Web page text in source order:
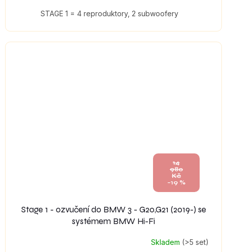
STAGE 1 = 4 reproduktory, 2 subwoofery
14
980
Kč
–19 %
Stage 1 - ozvučení do BMW 3 - G20,G21 (2019-) se
systémem BMW Hi-Fi
Skladem (>5 set)